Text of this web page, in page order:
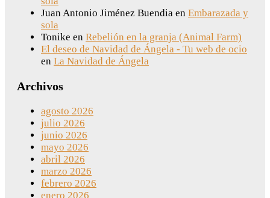
Juan Antonio Jiménez Buendia en Embarazada y
sola
Tonike en Rebelión en la granja (Animal Farm)
El deseo de Navidad de Ángela - Tu web de ocio
en La Navidad de Ángela
Archivos
agosto 2026
julio 2026
junio 2026
mayo 2026
abril 2026
marzo 2026
febrero 2026
enero 2026